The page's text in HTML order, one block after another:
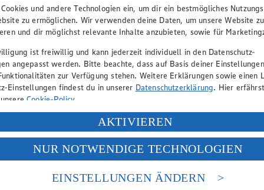
Tagespreis
Tagespreis
Produkte
und andere Technologien ein, um dir ein bestmögliches
zu ermöglichen. Wir verwenden deine Daten, um unsere Website zu
und dir möglichst relevante Inhalte anzubieten, sowie für
ist freiwillig und kann jederzeit individuell in den Datenschutz-
angepasst werden. Bitte beachte, dass auf Basis deiner
zur Verfügung stehen. Weitere Erklärungen sowie einen
Einstellungen findest du in unserer Datenschutzerklärung. Hier
Cookie-Policy.
deiner personenbezogenen Daten in den USA durch Facebook und
„Aktivieren“ klickst, willigst du im Sinne des Art. 49 Abs. 1 Satz 1 lit.
Daten in den USA verarbeitet werden. Der EuGH sieht die USA als
europäischen Standards nicht angemessenen Datenschutzniveau an. Es
Zugriffs durch US-amerikanische Behörden.
AKTIVIEREN
NUR NOTWENDIGE TECHNOLOGIEN
EINSTELLUNGEN ÄNDERN